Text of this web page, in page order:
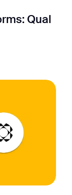
Qual